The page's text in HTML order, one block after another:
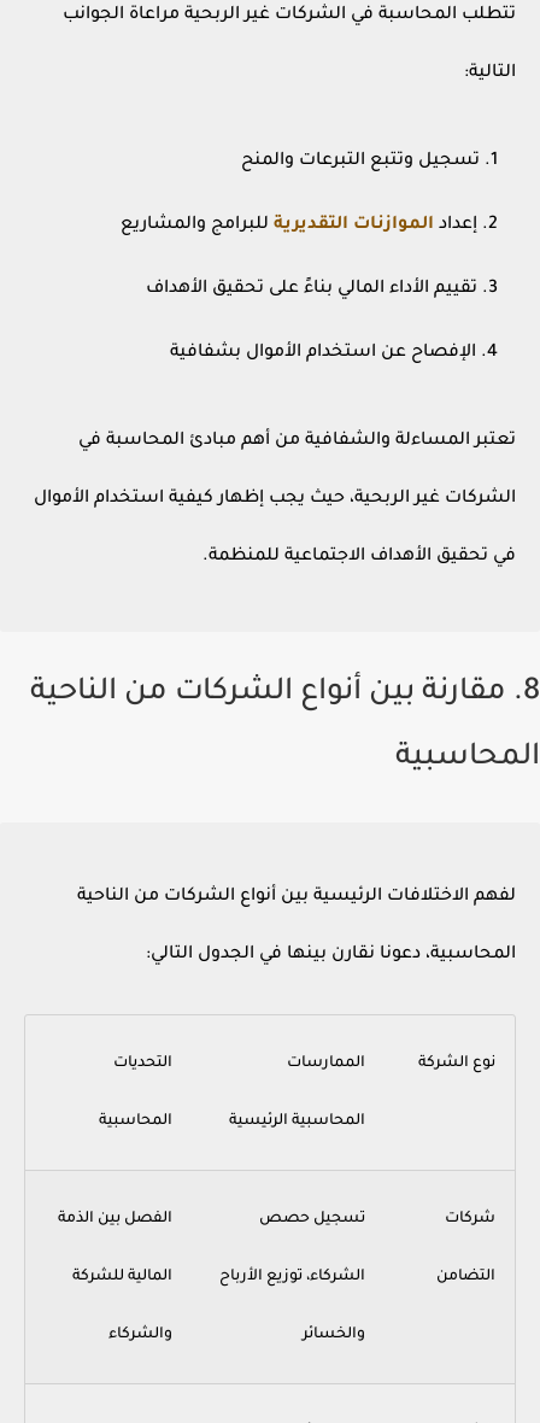
تتطلب المحاسبة في الشركات غير الربحية مراعاة الجوانب
التالية:
تسجيل وتتبع التبرعات والمنح
إعداد الموازنات التقديرية للبرامج والمشاريع
تقييم الأداء المالي بناءً على تحقيق الأهداف
الإفصاح عن استخدام الأموال بشفافية
تعتبر المساءلة والشفافية من أهم مبادئ المحاسبة في
الشركات غير الربحية، حيث يجب إظهار كيفية استخدام الأموال
في تحقيق الأهداف الاجتماعية للمنظمة.
8. مقارنة بين أنواع الشركات من الناحية
المحاسبية
لفهم الاختلافات الرئيسية بين أنواع الشركات من الناحية
المحاسبية، دعونا نقارن بينها في الجدول التالي:
نوع الشركة الممارسات
المحاسبية الرئيسية
التحديات
المحاسبية
شركات
التضامن
تسجيل حصص
الشركاء، توزيع الأرباح
والخسائر
الفصل بين الذمة
المالية للشركة
والشركاء